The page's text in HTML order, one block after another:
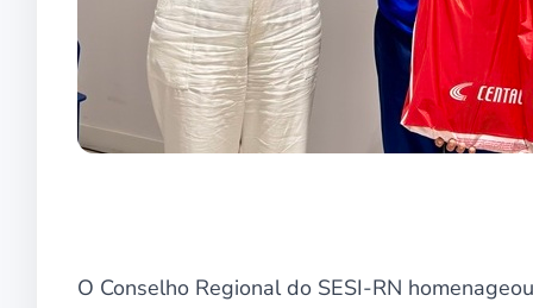
O Conselho Regional do SESI-RN